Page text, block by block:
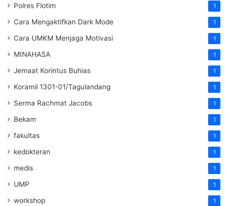
Polres Flotim 1
Cara Mengaktifkan Dark Mode 1
Cara UMKM Menjaga Motivasi 1
MINAHASA 1
Jemaat Korintus Buhias 1
Koramil 1301-01/Tagulandang 1
Serma Rachmat Jacobs 1
Bekam 1
fakultas 1
kedokteran 1
medis 1
UMP 1
workshop 1